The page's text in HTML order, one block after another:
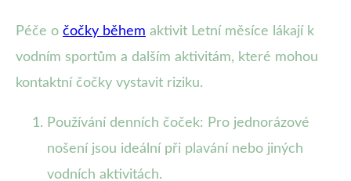
Péče o čočky během aktivit Letní měsíce lákají k
vodním sportům a dalším aktivitám, které mohou
kontaktní čočky vystavit riziku.
Používání denních čoček: Pro jednorázové
nošení jsou ideální při plavání nebo jiných
vodních aktivitách.